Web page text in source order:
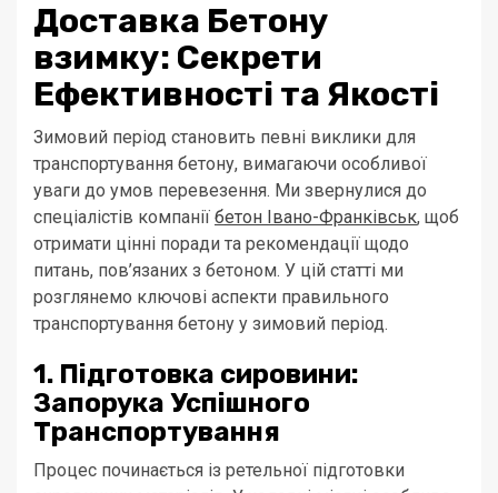
Доставка Бетону
взимку: Секрети
Ефективності та Якості
Зимовий період становить певні виклики для
транспортування бетону, вимагаючи особливої
уваги до умов перевезення. Ми звернулися до
спеціалістів компанії бетон Івано-Франківськ, щоб
отримати цінні поради та рекомендації щодо
питань, пов’язаних з бетоном. У цій статті ми
розглянемо ключові аспекти правильного
транспортування бетону у зимовий період.
1. Підготовка сировини:
Запорука Успішного
Транспортування
Процес починається із ретельної підготовки